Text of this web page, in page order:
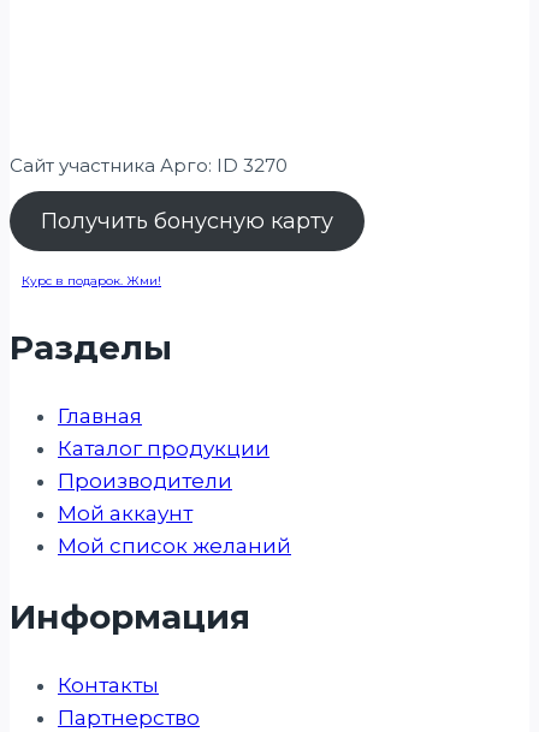
Сайт участника Арго: ID 3270
Получить бонусную карту
Курс в подарок. Жми!
Разделы
Главная
Каталог продукции
Производители
Мой аккаунт
Мой список желаний
Информация
Контакты
Партнерство